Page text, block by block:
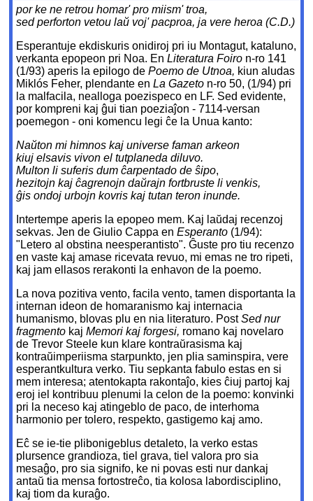
por ke ne retrou homar' pro miism' troa,
sed perforton vetou laŭ voj' pacproa, ja vere heroa (C.D.)
Esperantuje ekdiskuris onidiroj pri iu Montagut, kataluno,
verkanta epopeon pri Noa. EnLiteratura Foiro n-ro 141
(1/93) aperis la epilogo dePoemo de Utnoa, kiun aludas
Miklós Feher, plendante enLa Gazeto n-ro 50, (1/94) pri
la malfacila, nealloga poezispeco en LF. Sed evidente,
por kompreni kaj ĝui tian poeziaĵon - 7114-versan
poemegon - oni komencu legi ĉe la Unua kanto:
Naŭton mi himnos kaj universe faman arkeon
kiuj elsavis vivon el tutplaneda diluvo.
Multon li suferis dum ĉarpentado de ŝipo,
hezitojn kaj ĉagrenojn daŭrajn fortbruste li venkis,
ĝis ondoj urbojn kovris kaj tutan teron inunde.
Intertempe aperis la epopeo mem. Kaj laŭdaj recenzoj
sekvas. Jen de Giulio Cappa enEsperanto (1/94):
"Letero al obstina neesperantisto". Ĝuste pro tiu recenzo
en vaste kaj amase ricevata revuo, mi emas ne tro ripeti,
kaj jam ellasos rerakonti la enhavon de la poemo.
La nova pozitiva vento, facila vento, tamen disportanta la
internan ideon de homaranismo kaj internacia
humanismo, blovas plu en nia literaturo. PostSed nur
fragmento kajMemori kaj forgesi, romano kaj novelaro
de Trevor Steele kun klare kontraŭrasisma kaj
kontraŭimperiisma starpunkto, jen plia saminspira, vere
esperantkultura verko. Tiu sepkanta fabulo estas en si
mem interesa; atentokapta rakontaĵo, kies ĉiuj partoj kaj
eroj iel kontribuu plenumi la celon de la poemo: konvinki
pri la neceso kaj atingeblo de paco, de interhoma
harmonio per tolero, respekto, gastigemo kaj amo.
Eĉ se ie-tie plibonigeblus detaleto, la verko estas
plursence grandioza, tiel grava, tiel valora pro sia
mesaĝo, pro sia signifo, ke ni povas esti nur dankaj
antaŭ tia mensa fortostreĉo, tia kolosa labordisciplino,
kaj tiom da kuraĝo.